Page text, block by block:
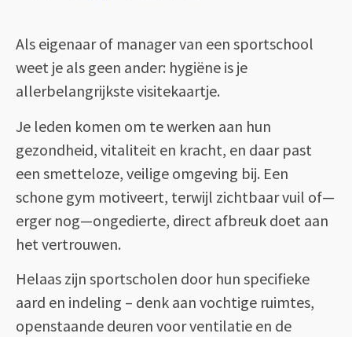
Als eigenaar of manager van een sportschool
weet je als geen ander: hygiëne is je
allerbelangrijkste visitekaartje.
Je leden komen om te werken aan hun
gezondheid, vitaliteit en kracht, en daar past
een smetteloze, veilige omgeving bij. Een
schone gym motiveert, terwijl zichtbaar vuil of—
erger nog—ongedierte, direct afbreuk doet aan
het vertrouwen.
Helaas zijn sportscholen door hun specifieke
aard en indeling – denk aan vochtige ruimtes,
openstaande deuren voor ventilatie en de